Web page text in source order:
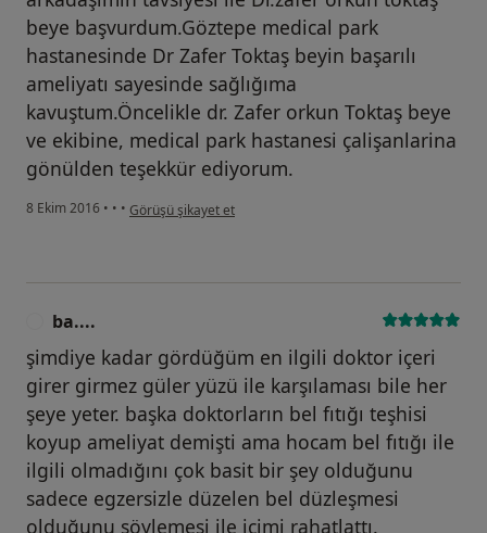
beye başvurdum.Göztepe medical park
hastanesinde Dr Zafer Toktaş beyin başarılı
ameliyatı sayesinde sağlığıma
kavuştum.Öncelikle dr. Zafer orkun Toktaş beye
ve ekibine, medical park hastanesi çalişanlarina
gönülden teşekkür ediyorum.
8 Ekim 2016 • • • kullanıcının görüşüne göre he...i
Görüşü şikayet et
ba....
şimdiye kadar gördüğüm en ilgili doktor içeri
girer girmez güler yüzü ile karşılaması bile her
şeye yeter. başka doktorların bel fıtığı teşhisi
koyup ameliyat demişti ama hocam bel fıtığı ile
ilgili olmadığını çok basit bir şey olduğunu
sadece egzersizle düzelen bel düzleşmesi
olduğunu söylemesi ile içimi rahatlattı.